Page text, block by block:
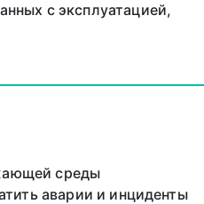
с эксплуатацией,
среды
аварии и инциденты